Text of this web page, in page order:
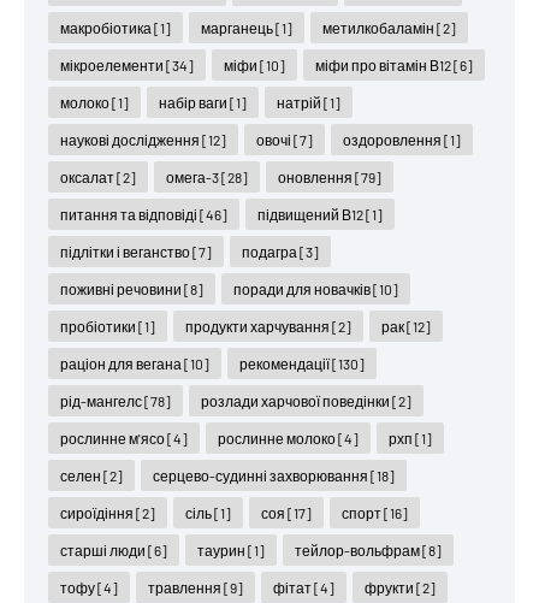
макробіотика [1] марганець[1] метилкобаламін [2]
мікроелементи [34] міфи [10] міфи про вітамін В12[6]
молоко[1] набір ваги [1] натрій [1]
наукові дослідження [12] овочі [7] оздоровлення [1]
оксалат[2] омега-3[28] оновлення [79]
питання та відповіді [46] підвищений В12[1]
підлітки і веганство[7] подагра [3]
поживні речовини [8] поради для новачків[10]
пробіотики [1] продукти харчування [2] рак[12]
раціон для вегана [10] рекомендації[130]
рід-мангелс[78] розлади харчової поведінки [2]
рослинне м'ясо[4] рослинне молоко[4] рхп [1]
селен [2] серцево-судинні захворювання [18]
сироїдіння [2] сіль[1] соя [17] спорт[16]
старші люди [6] таурин [1] тейлор-вольфрам[8]
тофу[4] травлення [9] фітат[4] фрукти [2]